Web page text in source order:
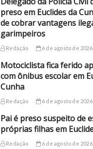
preso em Euclides da
de cobrar vantagens
garimpeiros
Redação 6 de agosto de 2026
Motociclista fica ferido
com ônibus escolar em
Cunha
Redação 6 de agosto de 2026
Pai é preso suspeito de
próprias filhas em
Redação 6 de agosto de 2026